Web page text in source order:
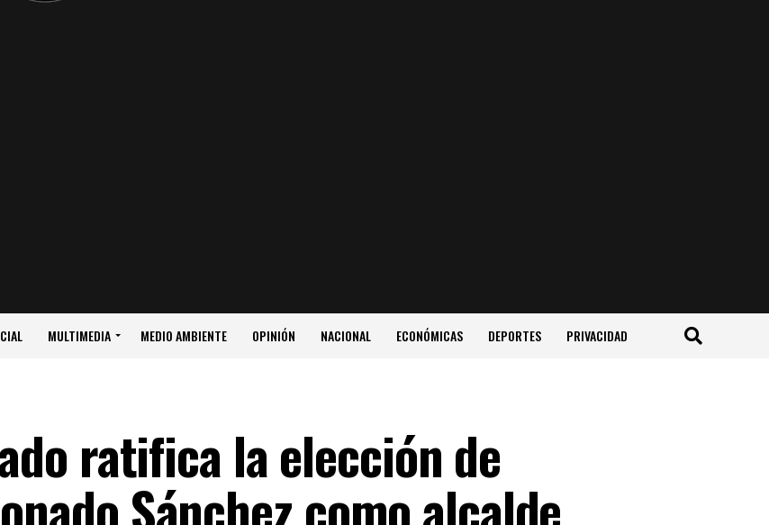
MULTIMEDIA MEDIO AMBIENTE OPINIÓN NACIONAL ECONÓMICAS DEPORTES PRIVACIDAD
ratifica la elección de
Sánchez como alcalde